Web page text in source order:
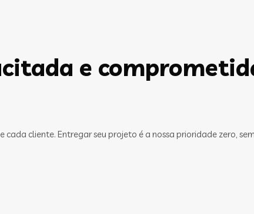
e
cliente. Entregar seu projeto é a nossa prioridade zero,